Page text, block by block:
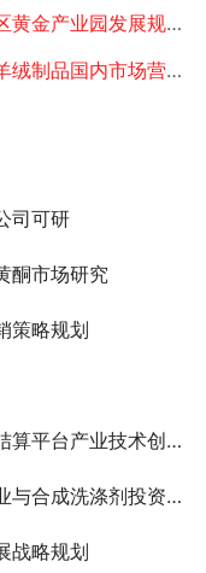
产业园发展规划框架
营销体系建设项目可研-定增
司可研
酮市场研究
策略规划
技术创新战略联盟方案
洗涤剂投资机会研究
战略规划